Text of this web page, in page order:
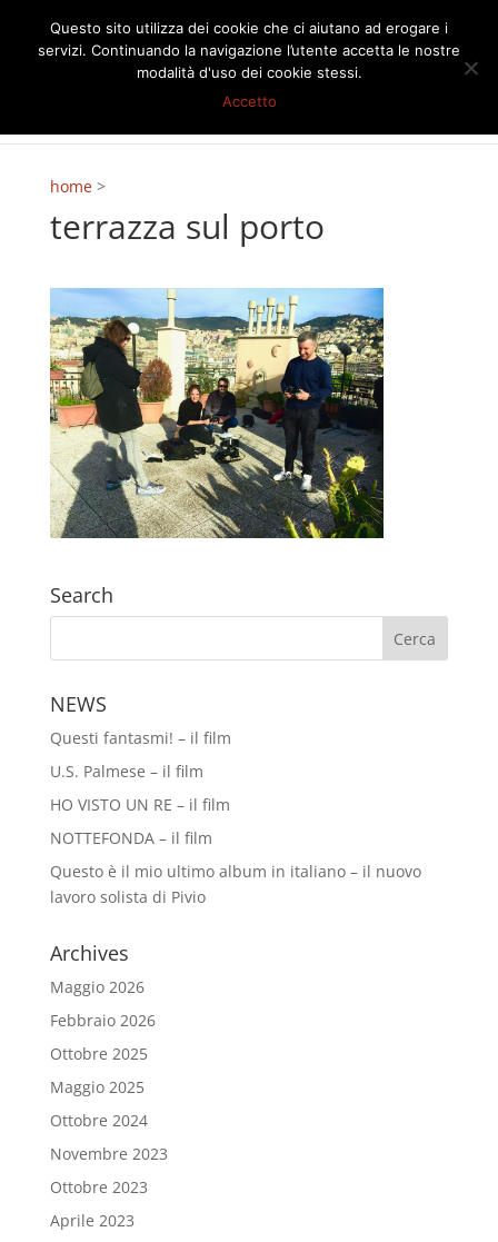
home>
terrazza sul porto
Search
NEWS
Questi fantasmi! – il film
U.S. Palmese – il film
HO VISTO UN RE – il film
NOTTEFONDA – il film
Questo è il mio ultimo album in italiano – il nuovo
lavoro solista di Pivio
Archives
Maggio 2026
Febbraio 2026
Ottobre 2025
Maggio 2025
Ottobre 2024
Novembre 2023
Ottobre 2023
Aprile 2023
Questo sito utilizza dei cookie che ci aiutano ad erogare i
servizi. Continuando la navigazione l’utente accetta le nostre
modalità d'uso dei cookie stessi.
Accetto